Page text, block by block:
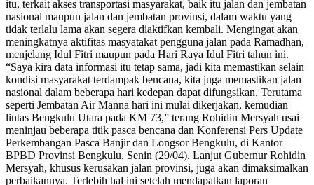
itu, terkait akses transportasi masyarakat, baik itu jalan dan jembatan
nasional maupun jalan dan jembatan provinsi, dalam waktu yang
tidak terlalu lama akan segera diaktifkan kembali. Mengingat akan
meningkatnya aktifitas masyatakat pengguna jalan pada Ramadhan,
menjelang Idul Fitri maupun pada Hari Raya Idul Fitri tahun ini.
“Saya kira data informasi itu tetap sama, jadi kita memastikan selain
kondisi masyarakat terdampak bencana, kita juga memastikan jalan
nasional dalam beberapa hari kedepan dapat difungsikan. Terutama
seperti Jembatan Air Manna hari ini mulai dikerjakan, kemudian
lintas Bengkulu Utara pada KM 73,” terang Rohidin Mersyah usai
meninjau beberapa titik pasca bencana dan Konferensi Pers Update
Perkembangan Pasca Banjir dan Longsor Bengkulu, di Kantor
BPBD Provinsi Bengkulu, Senin (29/04). Lanjut Gubernur Rohidin
Mersyah, khusus kerusakan jalan provinsi, juga akan dimaksimalkan
perbaikannya. Terlebih hal ini setelah mendapatkan laporan